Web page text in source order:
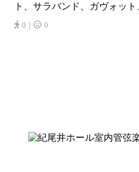
ト、サラバンド、ガヴォッ
0｜ 0